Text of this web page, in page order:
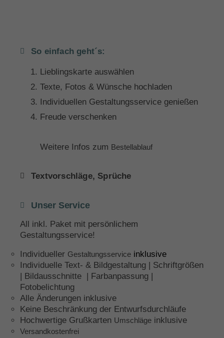
So einfach geht´s:
Lieblingskarte auswählen
Texte, Fotos & Wünsche hochladen
Individuellen Gestaltungsservice genießen
Freude verschenken
Weitere Infos zum Bestellablauf
Textvorschläge, Sprüche
Unser Service
All inkl. Paket mit persönlichem
Gestaltungsservice!
Individueller Gestaltungsservice inklusive
Individuelle Text- & Bildgestaltung | Schriftgrößen
| Bildausschnitte | Farbanpassung |
Fotobelichtung
Alle Änderungen inklusive
Keine Beschränkung der Entwurfsdurchläufe
Hochwertige Grußkarten Umschläge inklusive
Versandkostenfrei